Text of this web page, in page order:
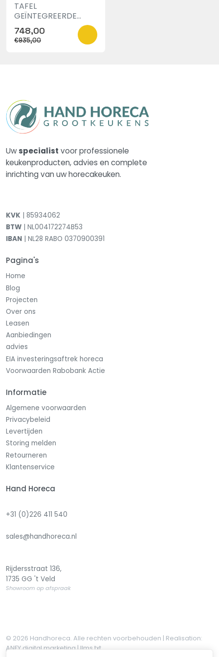
TAFEL
GEÏNTEGREERDE
LEKBAK 700
748,00
€935,00
Uw specialist voor professionele
keukenproducten, advies en complete
inrichting van uw horecakeuken.
KVK | 85934062
BTW | NL004172274B53
IBAN | NL28 RABO 0370900391
Pagina's
Home
Blog
Projecten
Over ons
Leasen
Aanbiedingen
advies
EIA investeringsaftrek horeca
Voorwaarden Rabobank Actie
Informatie
Algemene voorwaarden
Privacybeleid
Levertijden
Storing melden
Retourneren
Klantenservice
Hand Horeca
+31 (0)226 411 540
sales@handhoreca.nl
Rijdersstraat 136,
1735 GG 't Veld
Showroom op afspraak
© 2026 Handhoreca. Alle rechten voorbehouden | Realisation:
ANFY digital marketing | llms.txt